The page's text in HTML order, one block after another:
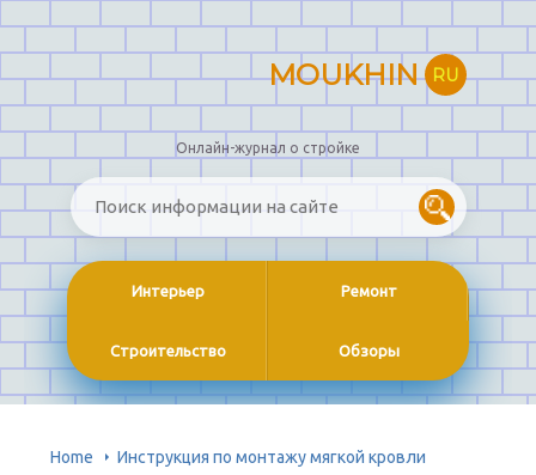
MOUKHIN RU
Онлайн-журнал о стройке
Интерьер Ремонт
Строительство Обзоры
Home Инструкция по монтажу мягкой кровли